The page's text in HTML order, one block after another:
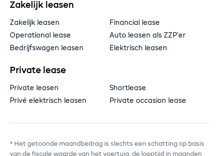
Zakelijk leasen
Zakelijk leasen
Financial lease
Operational lease
Auto leasen als ZZP'er
Bedrijfswagen leasen
Elektrisch leasen
Private lease
Private leasen
Shortlease
Privé elektrisch leasen
Private occasion lease
* Het getoonde maandbedrag is slechts een schatting op basis
van de fiscale waarde van het voertuig, de looptijd in maanden